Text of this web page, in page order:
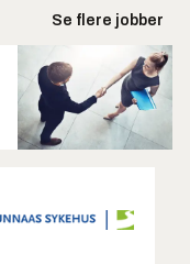
Se flere jobber